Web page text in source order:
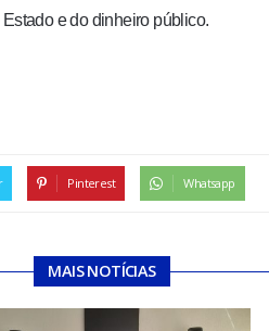
e do dinheiro público.
Pinterest Whatsapp
MAIS NOTÍCIAS